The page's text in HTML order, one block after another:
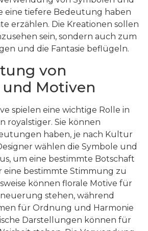
eine tiefere Bedeutung haben
erzählen. Die Kreationen sollen
sein, sondern auch zum
und die Fantasie beflügeln.
von
Motiven
spielen eine wichtige Rolle in
royalstiger. Sie können
haben, je nach Kultur
wählen die Symbole und
um eine bestimmte Botschaft
bestimmte Stimmung zu
können florale Motive für
stehen, während
für Ordnung und Harmonie
Darstellungen können für